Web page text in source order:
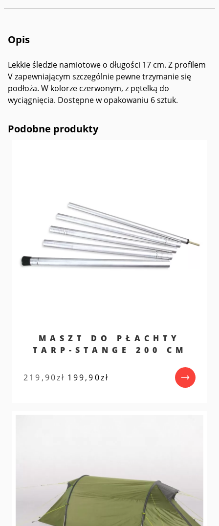
Opis
Lekkie śledzie namiotowe o długości 17 cm. Z profilem
V zapewniającym szczególnie pewne trzymanie się
podłoża. W kolorze czerwonym, z pętelką do
wyciągnięcia. Dostępne w opakowaniu 6 sztuk.
Podobne produkty
MASZT DO PŁACHTY
TARP-STANGE 200 CM
219,90zł cena
199,90zł